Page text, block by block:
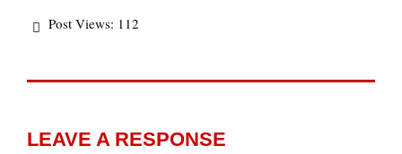
Post Views: 112
LEAVE A RESPONSE